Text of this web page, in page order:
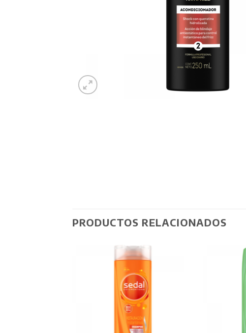
PRODUCTOS RELACIONADOS